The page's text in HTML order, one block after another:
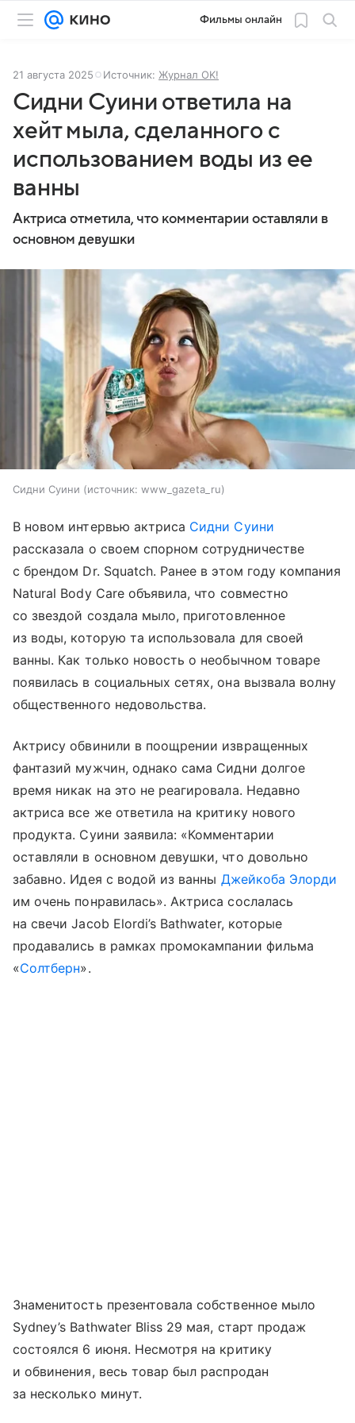
Фильмы онлайн
21 августа 2025 Источник: Журнал OK!
Сидни Суини ответила на
хейт мыла, сделанного с
использованием воды из ее
ванны
Актриса отметила, что комментарии оставляли в
основном девушки
Сидни Суини источник: www_gazeta_ru
В новом интервью актриса Сидни Суини
рассказала о своем спорном сотрудничестве
с брендом Dr. Squatch. Ранее в этом году компания
Natural Body Care объявила, что совместно
со звездой создала мыло, приготовленное
из воды, которую та использовала для своей
ванны. Как только новость о необычном товаре
появилась в социальных сетях, она вызвала волну
общественного недовольства.
Актрису обвинили в поощрении извращенных
фантазий мужчин, однако сама Сидни долгое
время никак на это не реагировала. Недавно
актриса все же ответила на критику нового
продукта. Суини заявила: «Комментарии
оставляли в основном девушки, что довольно
забавно. Идея с водой из ванны Джейкоба Элорди
им очень понравилась». Актриса сослалась
на свечи Jacob Elordi’s Bathwater, которые
продавались в рамках промокампании фильма
«Солтберн».
Знаменитость презентовала собственное мыло
Sydney’s Bathwater Bliss 29 мая, старт продаж
состоялся 6 июня. Несмотря на критику
и обвинения, весь товар был распродан
за несколько минут.